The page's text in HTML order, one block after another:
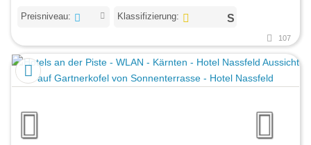
Preisniveau: Klassifizierung:
107